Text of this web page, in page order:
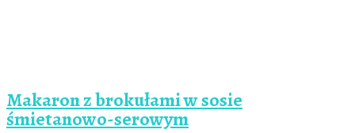
Makaron z brokułami w sosie
śmietanowo-serowym